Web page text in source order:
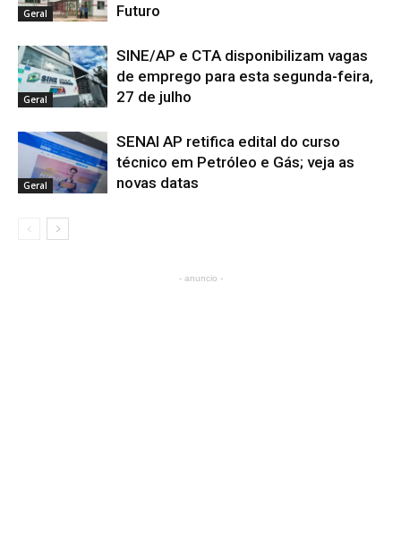
Geral
Futuro
Geral
SINE/AP e CTA disponibilizam vagas
de emprego para esta segunda-feira,
27 de julho
Geral
SENAI AP retifica edital do curso
técnico em Petróleo e Gás; veja as
novas datas
- anuncio -